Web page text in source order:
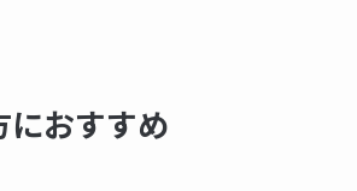
におすすめ